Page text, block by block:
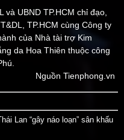
và UBND TP.HCM chỉ đạo,
TP.HCM cùng Công ty
của Nhà tài trợ Kim
da Hoa Thiên thuộc công
Nguồn Tienphong.vn